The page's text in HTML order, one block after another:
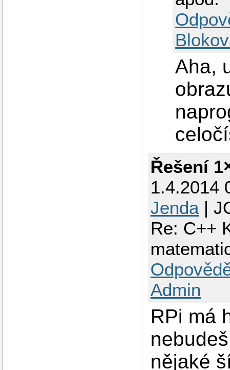
Aha,
Řešení
1.4.2014
Jenda |
Re: C++
Admin
RPi má
nějaké